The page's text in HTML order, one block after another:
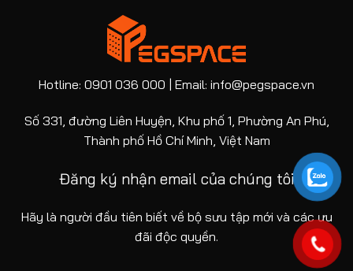
Hotline: 0901 036 000 | Email: info@pegspace.vn
Số 331, đường Liên Huyện, Khu phố 1, Phường An Phú,
Thành phố Hồ Chí Minh, Việt Nam
Đăng ký nhận email của chúng tôi
Hãy là người đầu tiên biết về bộ sưu tập mới và các ưu
đãi độc quyền.